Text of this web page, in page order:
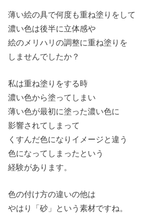
薄い絵の具で何度も重ね塗りをして
濃い色は後半に立体感や
絵のメリハリの調整に重ね塗りを
しませんでしたか？
私は重ね塗りをする時
濃い色から塗ってしまい
薄い色が最初に塗った濃い色に
影響されてしまって
くすんだ色になりイメージと違う
色になってしまったという
経験があります。
色の付け方の違いの他は
やはり「砂」という素材ですね。